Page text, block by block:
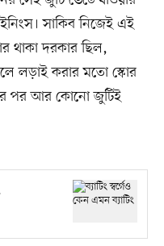
সাকিব নিজেই এই
থাকা দরকার ছিল,
লড়াই করার মতো স্কোর
পর আর কোনো জুটিই